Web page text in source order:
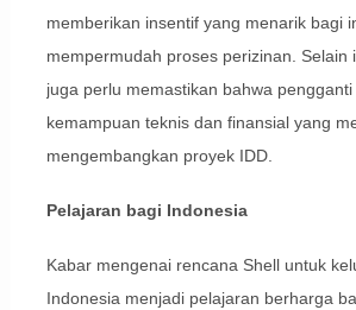
memberikan insentif yang menarik bagi
mempermudah proses perizinan. Selain
juga perlu memastikan bahwa
kemampuan teknis dan finansial yang
mengembangkan proyek IDD.
Pelajaran bagi Indonesia
Kabar mengenai rencana Shell untuk
Indonesia menjadi pelajaran berharga